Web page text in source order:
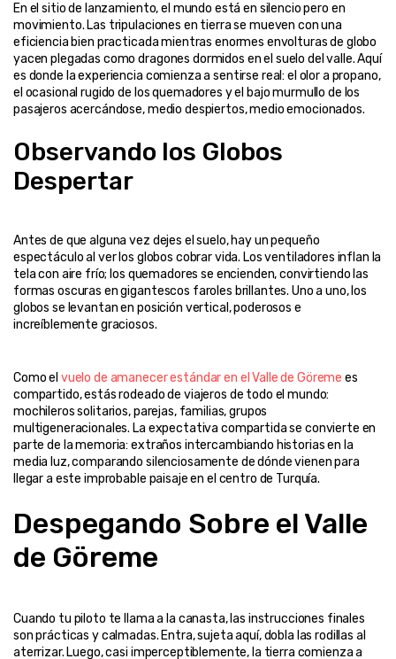
En el sitio de lanzamiento, el mundo está en silencio pero en
movimiento. Las tripulaciones en tierra se mueven con una
eficiencia bien practicada mientras enormes envolturas de globo
yacen plegadas como dragones dormidos en el suelo del valle. Aquí
es donde la experiencia comienza a sentirse real: el olor a propano,
el ocasional rugido de los quemadores y el bajo murmullo de los
Observando los Globos
Despertar
Antes de que alguna vez dejes el suelo, hay un pequeño
espectáculo al ver los globos cobrar vida. Los ventiladores inflan la
tela con aire frío; los quemadores se encienden, convirtiendo las
formas oscuras en gigantescos faroles brillantes. Uno a uno, los
globos se levantan en posición vertical, poderosos e
Como el vuelo de amanecer estándar en el Valle de Göreme es
compartido, estás rodeado de viajeros de todo el mundo:
mochileros solitarios, parejas, familias, grupos
multigeneracionales. La expectativa compartida se convierte en
parte de la memoria: extraños intercambiando historias en la
media luz, comparando silenciosamente de dónde vienen para
Despegando Sobre el Valle
de Göreme
Cuando tu piloto te llama a la canasta, las instrucciones finales
son prácticas y calmadas. Entra, sujeta aquí, dobla las rodillas al
aterrizar. Luego, casi imperceptiblemente, la tierra comienza a